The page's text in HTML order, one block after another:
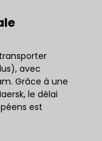
avec
Grâce à une
le délai
est